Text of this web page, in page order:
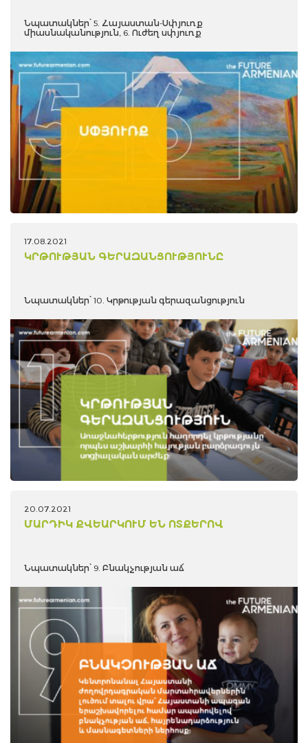
Նպատակներ՝ 5. Հայաստան-Սփյուռք
միասնականություն, 6. Ուժեղ սփյուռք
17.08.2021
ԿՐԹՈՒԹՅԱՆ ԳԵՐԱԶԱՆՑՈՒԹՅՈՒՆԸ
Նպատակներ՝ 10. Կրթության գերազանցություն
20.07.2021
ՄԱՐԴԻԿ ՔՎԵԱՐԿՈՒՄ ԵՆ ՈՏՔԵՐՈՎ
Նպատակներ՝ 9. Բնակչության աճ